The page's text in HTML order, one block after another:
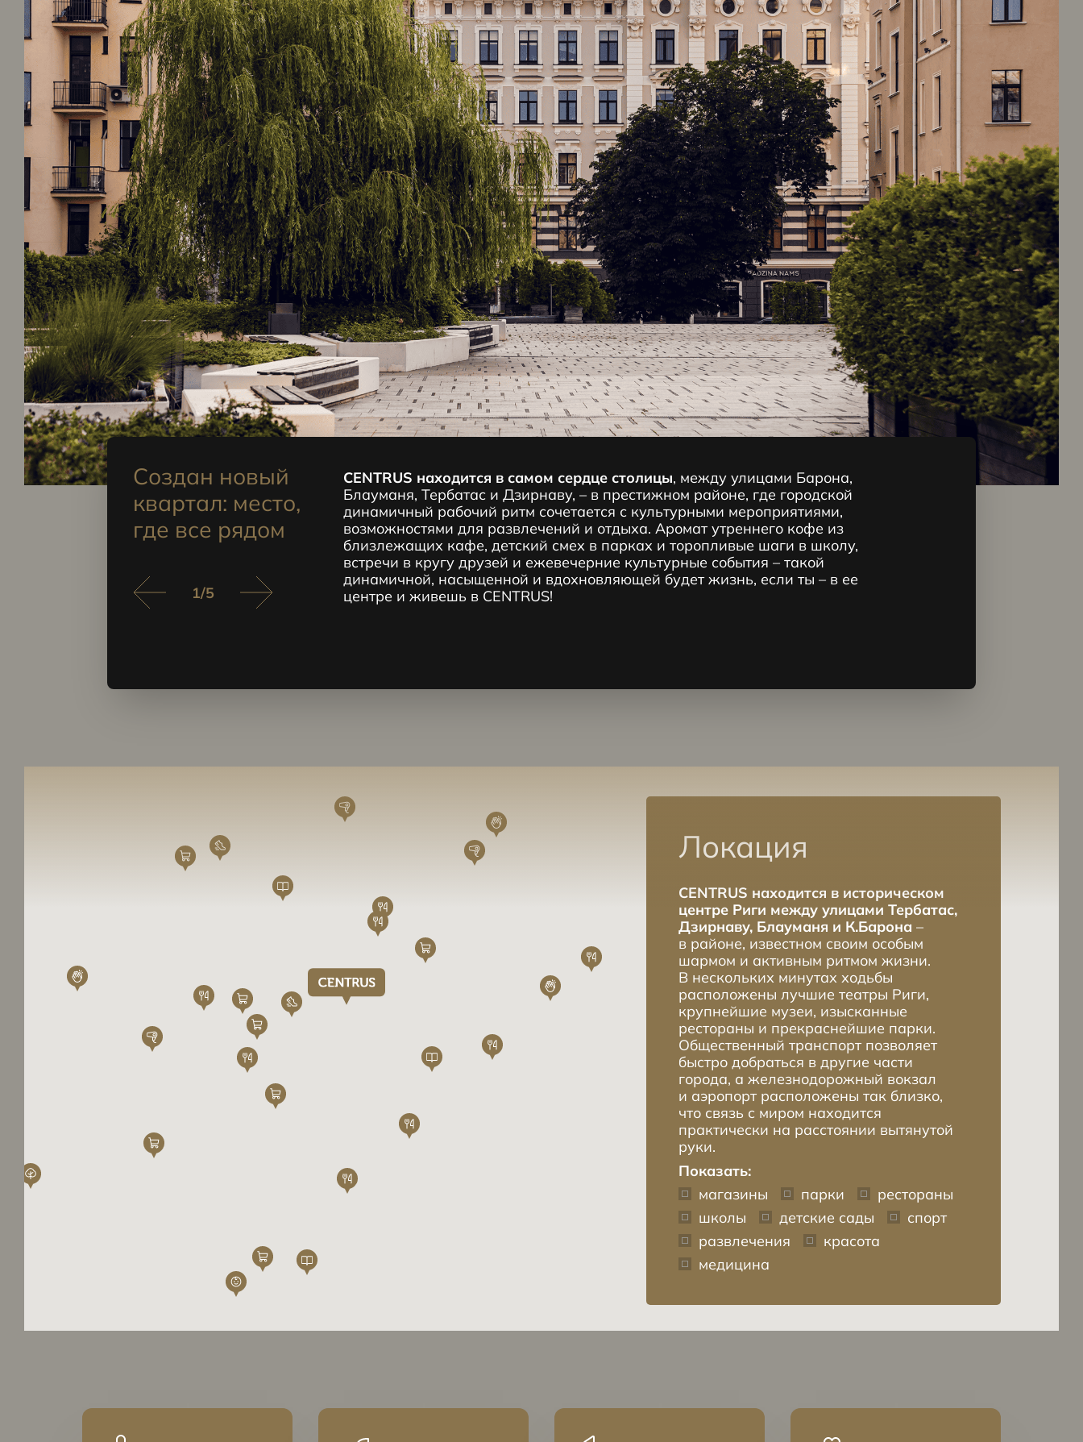
Создан новый
квартал: место,
где все рядом
1/5
CENTRUS находится в самом сердце столицы, между улицами Барона,
Блауманя, Тербатас и Дзирнаву, – в престижном районе, где городской
динамичный рабочий ритм сочетается с культурными мероприятиями,
возможностями для развлечений и отдыха. Аромат утреннего кофе из
близлежащих кафе, детский смех в парках и торопливые шаги в школу,
встречи в кругу друзей и ежевечерние культурные события – такой
динамичной, насыщенной и вдохновляющей будет жизнь, если ты – в ее
центре и живешь в CENTRUS!
Локация
CENTRUS находится в историческом
центре Риги между улицами Тербатас,
Дзирнаву, Блауманя и К.Барона –
в районе, известном своим особым
шармом и активным ритмом жизни.
В нескольких минутах ходьбы
расположены лучшие театры Риги,
крупнейшие музеи, изысканные
рестораны и прекраснейшие парки.
Общественный транспорт позволяет
быстро добраться в другие части
города, а железнодорожный вокзал
и аэропорт расположены так близко,
что связь с миром находится
практически на расстоянии вытянутой
руки.
Показать:
магазины
парки
рестораны
школы
детские сады
спорт
развлечения
красота
медицина